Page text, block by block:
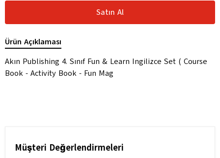
Satın Al
Ürün Açıklaması
Akın Publishing 4. Sınıf Fun & Learn Ingilizce Set ( Course
Book - Activity Book - Fun Mag
Müşteri Değerlendirmeleri